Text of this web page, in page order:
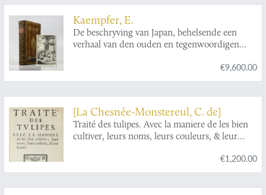
Kaempfer, E.
De beschryving van Japan, behelsende een
verhaal van den ouden en tegenwoordigen
€9,600.00
[La Chesnée-Monstereul, C. de]
Traité des tulipes. Avec la maniere de les bien
cultiver, leurs noms, leurs couleurs, & leur
€1,200.00